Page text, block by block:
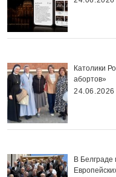
Католики
абортов»
24.06.2026
В Белграде